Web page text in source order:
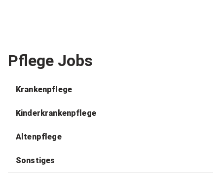
Pflege Jobs
Krankenpflege
Kinderkrankenpflege
Altenpflege
Sonstiges